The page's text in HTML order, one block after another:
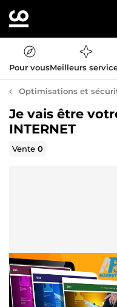
Pour vousMeilleurs
Optimisations et
Je vais être
INTERNET
Vente0